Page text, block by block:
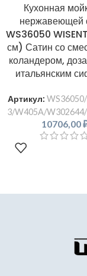
Кухонная
нержавеющей
WS36050
см) Сатин со
коландером,
итальянским
Артикул:
3/W405A/
10706,00